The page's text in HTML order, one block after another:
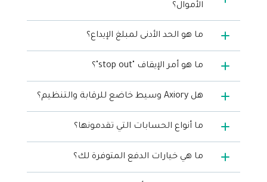
الأموال؟
ما هو الحد الأدنى لمبلغ الإيداع؟
ما هو أمر الإيقاف "stop out"؟
هل Axiory وسيط خاضع للرقابة والتنظيم؟
ما أنواع الحسابات التي تقدمونها؟
ما هي خيارات الدفع المتوفرة لك؟